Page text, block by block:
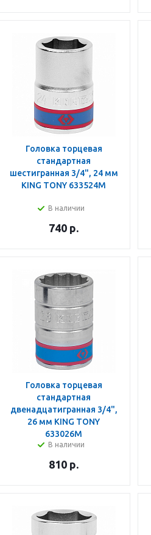
Головка торцевая
стандартная
шестигранная 3/4", 24 мм
KING TONY 633524M
В наличии
740 р.
Головка торцевая
стандартная
двенадцатигранная 3/4",
26 мм KING TONY
633026M
В наличии
810 р.